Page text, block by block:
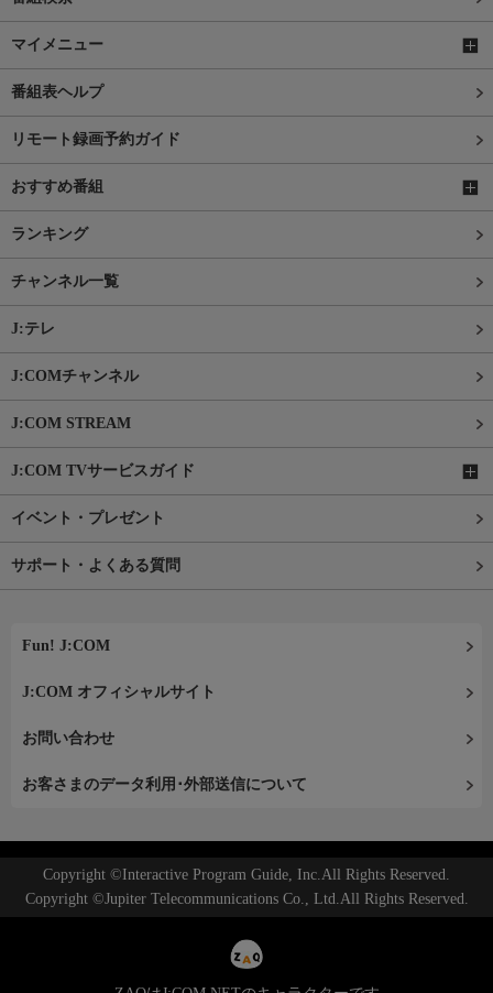
マイメニュー
番組表ヘルプ
リモート録画予約ガイド
おすすめ番組
ランキング
チャンネル一覧
J:テレ
J:COMチャンネル
J:COM STREAM
J:COM TVサービスガイド
イベント・プレゼント
サポート・よくある質問
Fun! J:COM
J:COM オフィシャルサイト
お問い合わせ
お客さまのデータ利用･外部送信について
Copyright ©Interactive Program Guide, Inc.All Rights Reserved.
Copyright ©Jupiter Telecommunications Co., Ltd.All Rights Reserved.